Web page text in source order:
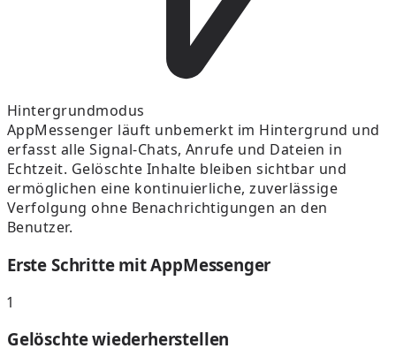
Hintergrundmodus
AppMessenger läuft unbemerkt im Hintergrund und
erfasst alle Signal-Chats, Anrufe und Dateien in
Echtzeit. Gelöschte Inhalte bleiben sichtbar und
ermöglichen eine kontinuierliche, zuverlässige
Verfolgung ohne Benachrichtigungen an den
Benutzer.
Erste Schritte mit AppMessenger
1
Gelöschte wiederherstellen